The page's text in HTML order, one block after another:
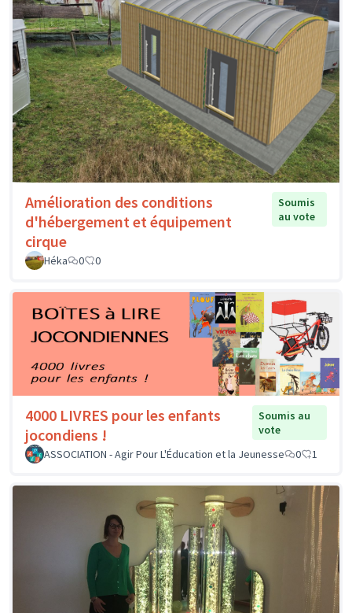
Amélioration des conditions
d'hébergement et équipement
cirque
Soumis
au vote
Héka 0 0
4000 LIVRES pour les enfants
jocondiens !
Soumis au
vote
ASSOCIATION - Agir Pour L'Éducation et la Jeunesse
0 1